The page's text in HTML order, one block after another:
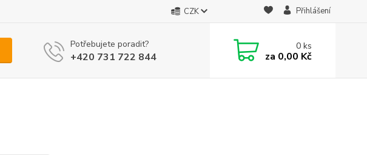
CZK Přihlášení
Potřebujete poradit?
+420 731 722 844
0ks
za 0,00 Kč